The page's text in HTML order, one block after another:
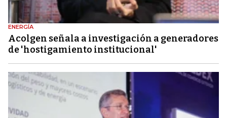
ENERGÍA
Acolgen señala a investigación a generadores
de 'hostigamiento institucional'